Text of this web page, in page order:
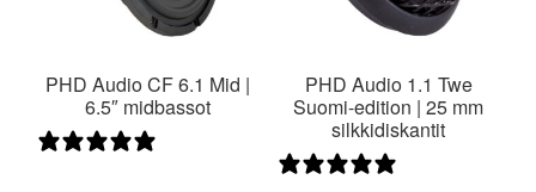
PHD Audio CF 6.1 Mid |
6.5″ midbassot
PHD Audio 1.1 Twe
Suomi-edition | 25 mm
silkkidiskantit